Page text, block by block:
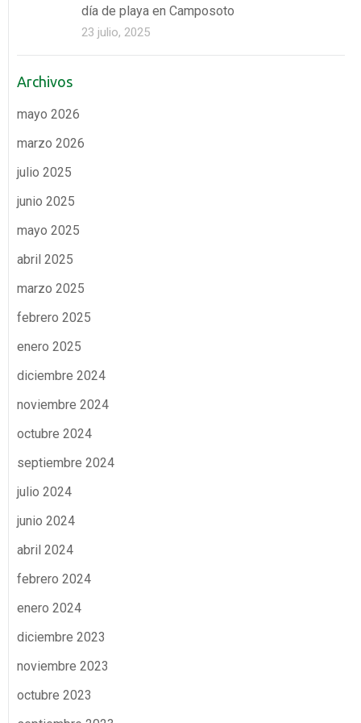
día de playa en Camposoto
23 julio, 2025
Archivos
mayo 2026
marzo 2026
julio 2025
junio 2025
mayo 2025
abril 2025
marzo 2025
febrero 2025
enero 2025
diciembre 2024
noviembre 2024
octubre 2024
septiembre 2024
julio 2024
junio 2024
abril 2024
febrero 2024
enero 2024
diciembre 2023
noviembre 2023
octubre 2023